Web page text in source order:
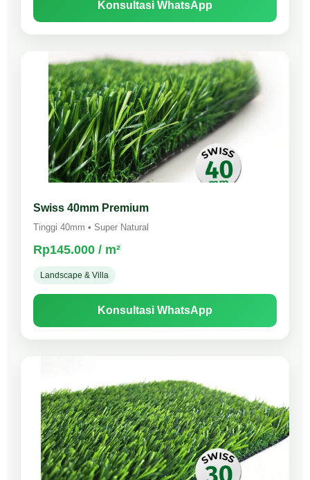
Konsultasi WhatsApp
Swiss 40mm Premium
Tinggi 40mm • Super Natural
Rp145.000 / m²
Landscape & Villa
Konsultasi WhatsApp